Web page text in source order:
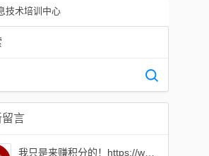
技术培训中心
言